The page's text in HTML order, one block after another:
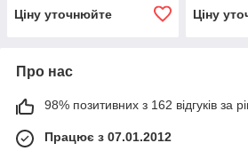
Ціну уточнюйте
Ціну
Про нас
98% позитивних з 162 відгуків за
Працює з 07.01.2012